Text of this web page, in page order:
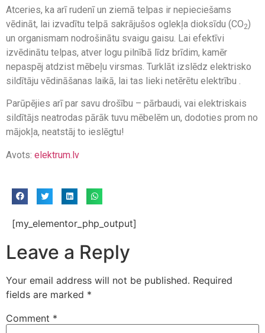
Atceries, ka arī rudenī un ziemā telpas ir nepieciešams
vēdināt, lai izvadītu telpā sakrājušos oglekļa dioksīdu (CO2)
un organismam nodrošinātu svaigu gaisu. Lai efektīvi
izvēdinātu telpas, atver logu pilnībā līdz brīdim, kamēr
nepaspēj atdzist mēbeļu virsmas. Turklāt izslēdz elektrisko
sildītāju vēdināšanas laikā, lai tas lieki netērētu elektrību .
Parūpējies arī par savu drošību – pārbaudi, vai elektriskais
sildītājs neatrodas pārāk tuvu mēbelēm un, dodoties prom no
mājokļa, neatstāj to ieslēgtu!
Avots: elektrum.lv
[my_elementor_php_output]
Leave a Reply
Your email address will not be published. Required
fields are marked *
Comment *